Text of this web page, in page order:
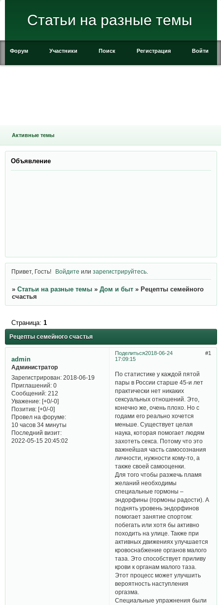
Статьи на разные темы
Форум Участники Поиск Регистрация Войти
Активные темы
Объявление
Привет, Гость! Войдите илизарегистрируйтесь
» Статьи на разные темы » Дом и быт » Рецепты семейного
счастья
Рецепты семейного счастья
Страница: 1
Поделиться 1
2018-06-24
17:09:15
admin
Администратор
Зарегистрирован: 2018-06-19
Приглашений:0
Сообщений:212
Уважение: [+0/-0]
Позитив: [+0/-0]
Провел на форуме:
10 часов 34 минуты
Последний визит:
2022-05-15 20:45:02
По статистике у каждой пятой
пары в России старше 45-и лет
практически нет никаких
сексуальных отношений. Это,
конечно же, очень плохо. Но с
годами его реально хочется
меньше. Существует целая
наука, которая помогает людям
захотеть секса. Потому что это
важнейшая часть самосознания
личности, нужности кому-то, а
также своей самооценки.
Для того чтобы разжечь пламя
желаний необходимы
специальные гормоны –
эндорфины (гормоны радости). А
поднять уровень эндорфинов
помогает занятие спортом:
побегать или хотя бы активно
походить на улице. Также при
активных движениях улучшается
кровоснабжение органов малого
таза. Это способствует приливу
крови к органам малого таза.
Этот процесс может улучшить
вероятность наступления
оргазма.
Специальные упражнения были